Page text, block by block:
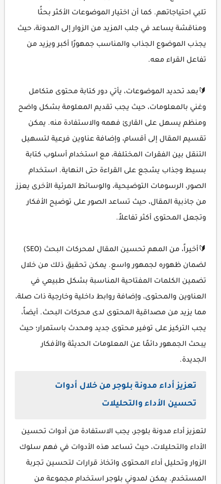
تلبي احتياجاتهم. كما أن اختيار الموضوعات الأكثر بحثًا
ومناقشة يساعد في جلب المزيد من الزوار إلى المدونة، حيث
يجذب الموضوع الجذاب والمناسب جمهورًا أكبر ويزيد من
تفاعل القراء معه.
🔰بعد تحديد الموضوعات، يأتي دور كتابة محتوى متكامل
وغني بالمعلومات، حيث يجب تقديم المعلومة بشكل واضح
ومنظم يسهل على القارئ فهمه والاستفادة منه. يمكن
تقسيم المقال إلى أقسام، وإضافة عناوين فرعية لتسهيل
التنقل بين الفقرات المختلفة، مع استخدام أسلوب كتابة
بسيط وجذاب يشجع على القراءة حتى النهاية. استخدام
الصور، الرسومات التوضيحية، والوسائط المرئية الأخرى يعزز
من جاذبية المقال، حيث تساعد الصور على توضيح الأفكار
وتجعل المحتوى أكثر تفاعلاً.
🔰أخيراً، من المهم تحسين المقال لمحركات البحث (SEO)
لضمان ظهوره لجمهور واسع. يمكن تحقيق ذلك من خلال
تضمين الكلمات المفتاحية المناسبة بشكل طبيعي في
العناوين والمحتوى، وإضافة روابط داخلية وخارجية ذات صلة،
مما يزيد من مصداقية المحتوى لدى محركات البحث. أيضاً،
يجب التركيز على توفير محتوى جديد ومحدث باستمرار؛ حيث
يبحث الجمهور دائمًا عن المعلومات الحديثة والأفكار
الجديدة.
تعزيز أداء مدونة بلوجر من خلال أدوات
تحسين الأداء والتحليلات
لتعزيز أداء مدونة بلوجر، يجب الاستفادة من أدوات تحسين
الأداء والتحليلات، حيث تساعد هذه الأدوات في فهم سلوك
الزوار وتحليل أداء المحتوى واتخاذ قرارات لتحسين تجربة
المستخدم. يمكن لمدوني بلوجر استخدام مجموعة من